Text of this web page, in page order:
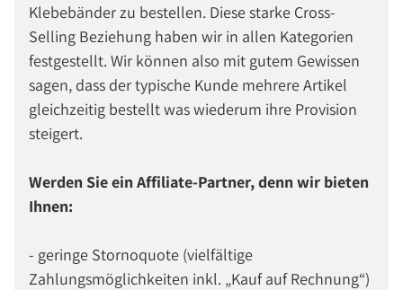
Klebebänder zu bestellen. Diese starke Cross-
Selling Beziehung haben wir in allen Kategorien
festgestellt. Wir können also mit gutem Gewissen
sagen, dass der typische Kunde mehrere Artikel
gleichzeitig bestellt was wiederum ihre Provision
steigert.
Werden Sie ein Affiliate-Partner, denn wir bieten
Ihnen:
- geringe Stornoquote (vielfältige
Zahlungsmöglichkeiten inkl. „Kauf auf Rechnung“)